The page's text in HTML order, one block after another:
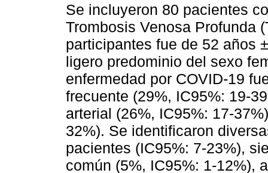
Se incluyeron 80 pacientes
Trombosis Venosa Profunda
participantes fue de 52 años
ligero predominio del sexo
enfermedad por COVID-19
frecuente (29%, IC95%: 19-
arterial (26%, IC95%: 17-
32%). Se identificaron
pacientes (IC95%: 7-23%),
común (5%, IC95%: 1-12%),